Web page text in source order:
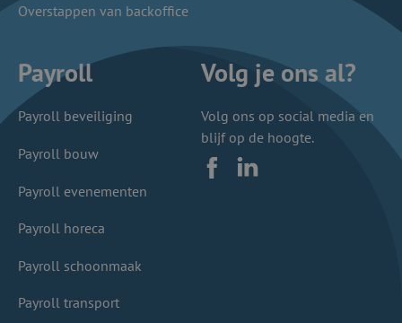
Overstappen van backoffice
Payroll
Payroll beveiliging
Payroll bouw
Payroll evenementen
Payroll horeca
Payroll schoonmaak
Payroll transport
Volg je ons al?
Volg ons op social media en
blijf op de hoogte.
FacebookLinkedIn